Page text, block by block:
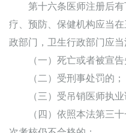
第十六条医师注册后有
疗、预防、保健机构应当
政部门，卫生行政部门应
（一）死亡或者被宣告
（二）受刑事处罚的；
（三）受吊销医师执业
（四）依照本法第三十